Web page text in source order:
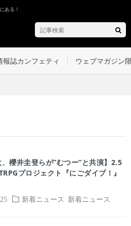
ある！
報誌カンフェティ ウェブマガジン
新着ニュース 新着ニュース
、櫻井圭登らが”むつー”と共演】2.5
プロジェクト『にごダイブ！』